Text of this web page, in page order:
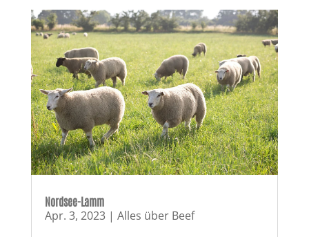
Nordsee-Lamm
Apr. 3, 2023| Alles über Beef